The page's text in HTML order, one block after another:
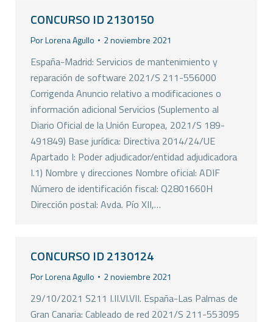
CONCURSO ID 2130150
PorLorena Agullo 2 noviembre 2021
España-Madrid: Servicios de mantenimiento y
reparación de software 2021/S 211-556000
Corrigenda Anuncio relativo a modificaciones o
información adicional Servicios (Suplemento al
Diario Oficial de la Unión Europea, 2021/S 189-
491849) Base jurídica: Directiva 2014/24/UE
Apartado I: Poder adjudicador/entidad adjudicadora
I.1) Nombre y direcciones Nombre oficial: ADIF
Número de identificación fiscal: Q2801660H
Dirección postal: Avda. Pío XII,…
CONCURSO ID 2130124
PorLorena Agullo 2 noviembre 2021
29/10/2021 S211 I.II.VI.VII. España-Las Palmas de
Gran Canaria: Cableado de red 2021/S 211-553095